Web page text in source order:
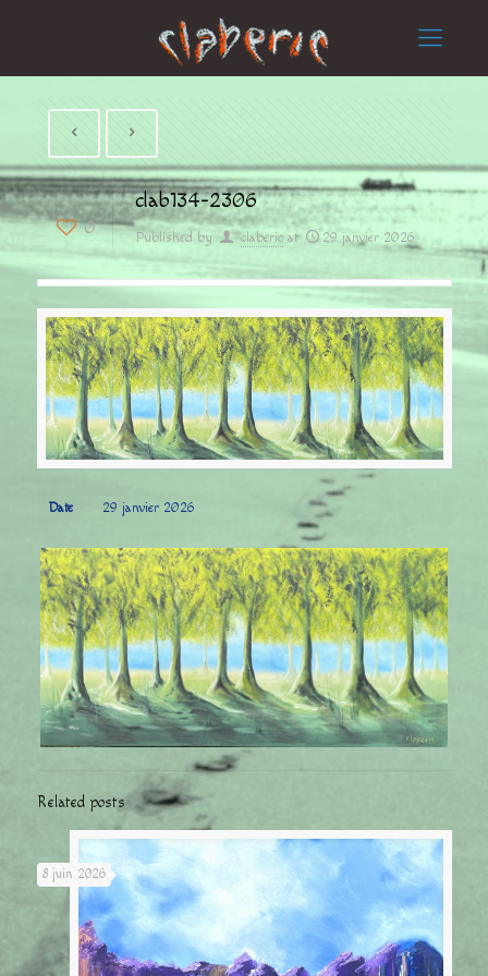
0
clab134-2306
Published by claberic at 29 janvier 2026
Date 29 janvier 2026
Related posts
8 juin 2026